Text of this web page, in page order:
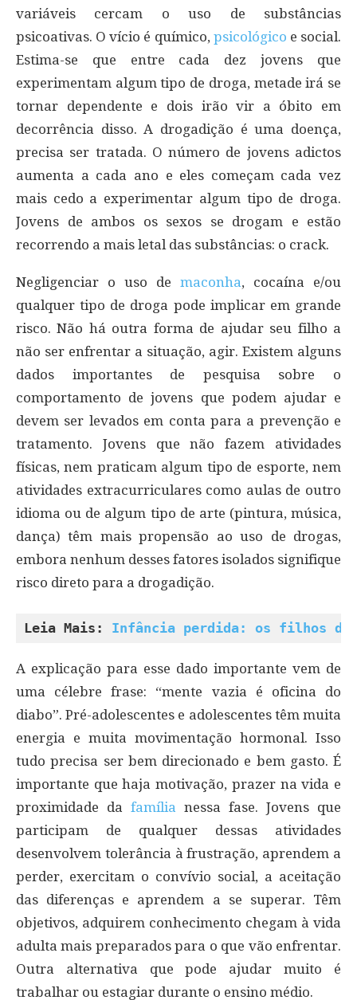
variáveis cercam o uso de substâncias
psicoativas. O vício é químico, psicológico e social.
Estima-se que entre cada dez jovens que
experimentam algum tipo de droga, metade irá se
tornar dependente e dois irão vir a óbito em
decorrência disso. A drogadição é uma doença,
precisa ser tratada. O número de jovens adictos
aumenta a cada ano e eles começam cada vez
mais cedo a experimentar algum tipo de droga.
Jovens de ambos os sexos se drogam e estão
recorrendo a mais letal das substâncias: o crack.
Negligenciar o uso de maconha, cocaína e/ou
qualquer tipo de droga pode implicar em grande
risco. Não há outra forma de ajudar seu filho a
não ser enfrentar a situação, agir. Existem alguns
dados importantes de pesquisa sobre o
comportamento de jovens que podem ajudar e
devem ser levados em conta para a prevenção e
tratamento. Jovens que não fazem atividades
físicas, nem praticam algum tipo de esporte, nem
atividades extracurriculares como aulas de outro
idioma ou de algum tipo de arte (pintura, música,
dança) têm mais propensão ao uso de drogas,
embora nenhum desses fatores isolados signifique
risco direto para a drogadição.
Leia Mais: Infância perdida: os filhos de
A explicação para esse dado importante vem de
uma célebre frase: “mente vazia é oficina do
diabo”. Pré-adolescentes e adolescentes têm muita
energia e muita movimentação hormonal. Isso
tudo precisa ser bem direcionado e bem gasto. É
importante que haja motivação, prazer na vida e
proximidade da família nessa fase. Jovens que
participam de qualquer dessas atividades
desenvolvem tolerância à frustração, aprendem a
perder, exercitam o convívio social, a aceitação
das diferenças e aprendem a se superar. Têm
objetivos, adquirem conhecimento chegam à vida
adulta mais preparados para o que vão enfrentar.
Outra alternativa que pode ajudar muito é
trabalhar ou estagiar durante o ensino médio.